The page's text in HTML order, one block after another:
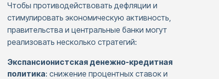
Чтобы противодействовать дефляции и
стимулировать экономическую активность,
правительства и центральные банки могут
реализовать несколько стратегий:
Экспансионистская денежно-кредитная
политика: снижение процентных ставок и